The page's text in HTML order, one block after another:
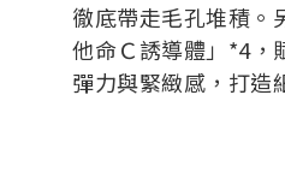
徹底帶走毛孔堆積。
他命Ｃ誘導體」*4，
彈力與緊緻感，打造